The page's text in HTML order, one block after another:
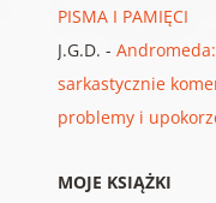
PISMA I PAMIĘCI
J.G.D. -
sarkastycznie
problemy i
MOJE KSIĄŻKI